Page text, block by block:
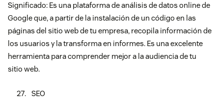
Significado: Es una plataforma de análisis de datos online de
Google que, a partir de la instalación de un código en las
páginas del sitio web de tu empresa, recopila información de
los usuarios y la transforma en informes. Es una excelente
herramienta para comprender mejor a la audiencia de tu
sitio web.
SEO